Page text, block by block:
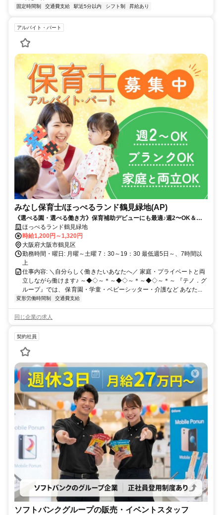
固定時間制 交通費支給 駅近5分以内 シフト制 昇給あり
アルバイト・パート
みなし保育士/ほっぺるランド鶴見緑地(AP)
《選べる園・選べる働き方》保育補助デビューにも最適♪週2〜OK＆資
格を活かした働き方も叶います！
ほっぺるランド鶴見緑地
時給1,200円～1,320円
大阪府大阪市鶴見区
勤務時間・曜日: 月曜～土曜 7：30～19：30 最低週5日～、7時間以
上
仕事内容: ＼自分らしく働きたいあなたへ／ 家庭・プライベートと両
立しながら働けます♪ ～◆◇～＊～◆◇～＊～◆◇～＊～ 『テノ．グ
ループ』では、 保育園・学童・ベビーシッター・介護など あなた...
変形労働時間制 交通費支給
同じ企業の求人
契約社員
ソフトバンクグループの販売・イベントスタッフ